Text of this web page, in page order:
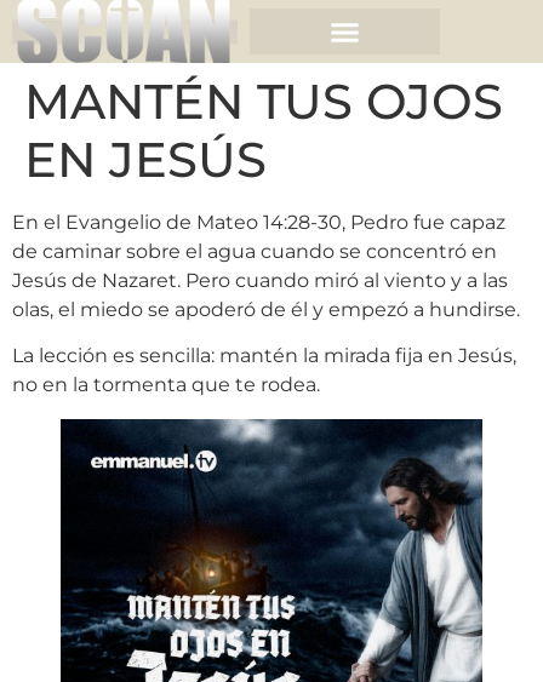
MANTÉN TUS OJOS
EN JESÚS
En el Evangelio de Mateo 14:28-30, Pedro fue capaz
de caminar sobre el agua cuando se concentró en
Jesús de Nazaret. Pero cuando miró al viento y a las
olas, el miedo se apoderó de él y empezó a hundirse.
La lección es sencilla: mantén la mirada fija en Jesús,
no en la tormenta que te rodea.